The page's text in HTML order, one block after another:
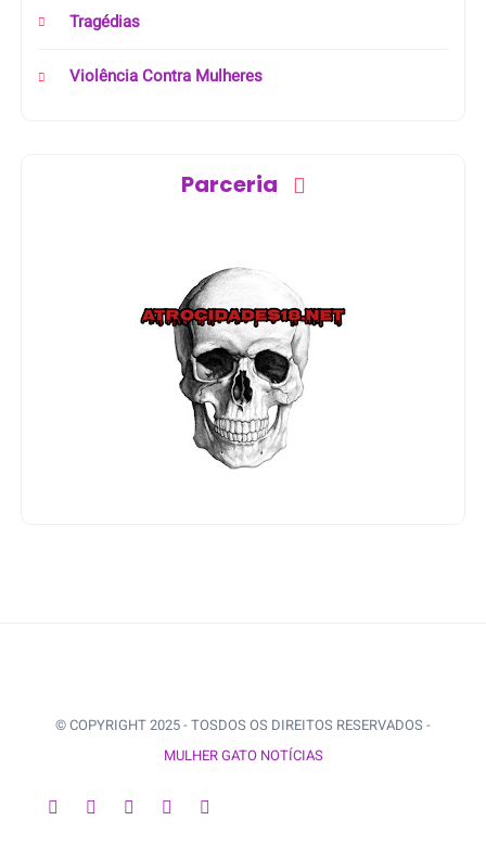
Tragédias
Violência Contra Mulheres
Parceria
© COPYRIGHT 2025 - TOSDOS OS DIREITOS RESERVADOS -
MULHER GATO NOTÍCIAS